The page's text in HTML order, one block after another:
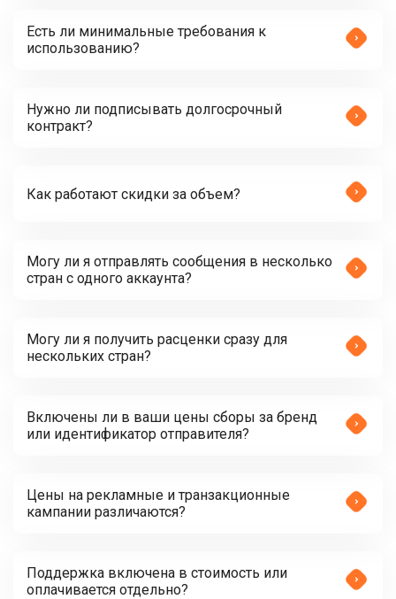
Есть ли минимальные требования к
использованию?
Нужно ли подписывать долгосрочный
контракт?
Как работают скидки за объем?
Могу ли я отправлять сообщения в несколько
стран с одного аккаунта?
Могу ли я получить расценки сразу для
нескольких стран?
Включены ли в ваши цены сборы за бренд
или идентификатор отправителя?
Цены на рекламные и транзакционные
кампании различаются?
Поддержка включена в стоимость или
оплачивается отдельно?